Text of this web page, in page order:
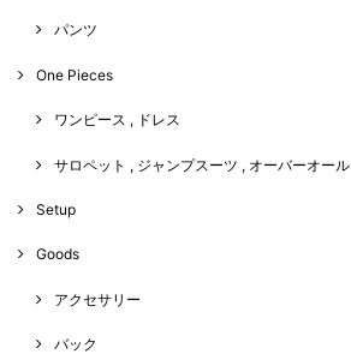
パンツ
One Pieces
ワンピース , ドレス
サロペット , ジャンプスーツ , オーバーオール
Setup
Goods
アクセサリー
バック